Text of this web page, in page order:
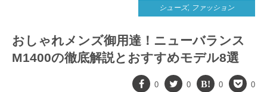
シューズ, ファッション
おしゃれメンズ御用達！ニューバランス
M1400の徹底解説とおすすめモデル8選
0 0 0 0